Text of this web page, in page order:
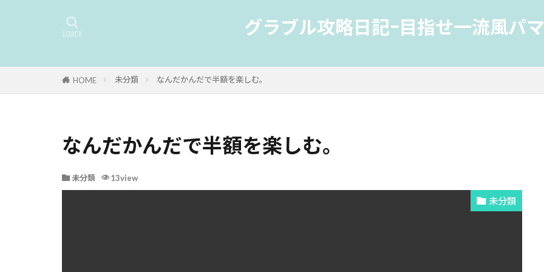
グラブル攻略日記-目指せ一流風パ
HOME 未分類 なんだかんだで半額を楽しむ。
なんだかんだで半額を楽しむ。
未分類 13view
未分類